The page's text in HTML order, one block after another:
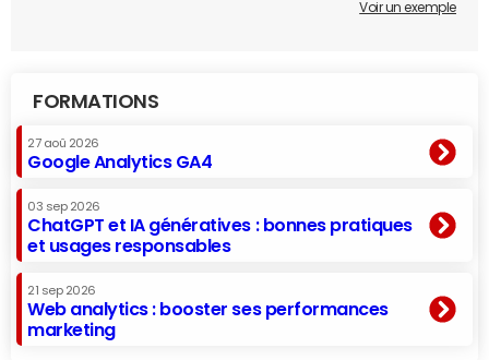
Voir un exemple
FORMATIONS
27 aoû 2026
Google Analytics GA4
03 sep 2026
ChatGPT et IA génératives : bonnes pratiques
et usages responsables
21 sep 2026
Web analytics : booster ses performances
marketing